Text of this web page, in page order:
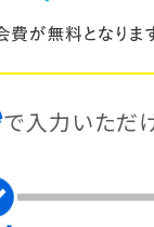
で入力いただ